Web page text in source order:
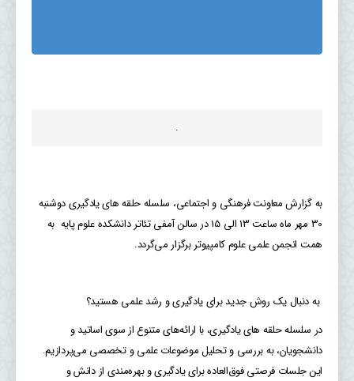
.
به گزارش معاونت فرهنگی و اجتماعی، سلسله حلقه های یادگیری دوشنبه
30 مهر ماه ساعت 13 الی 15 در سالن آمفی تئاتر دانشکده علوم پایه به
همت انجمن علمی علوم کامپیوتر برگزار می‌گردد.
به دنبال یک روش جدید برای یادگیری و رشد علمی هستید؟
در سلسله حلقه های یادگیری، با ارائه‌های متنوع از سوی اساتید و
دانشجویان، به بررسی و تحلیل موضوعات علمی و تخصصی می‌پردازیم.
این جلسات فرصتی فوق‌العاده برای یادگیری و بهره‌مندی از دانش و